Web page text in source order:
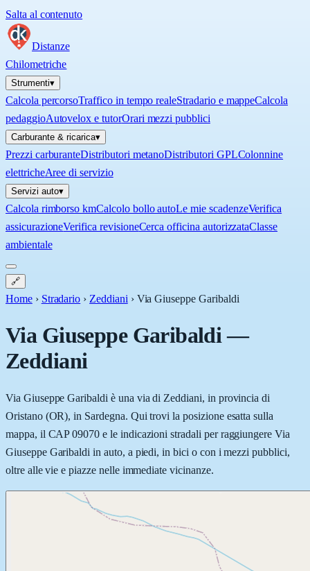
Salta al contenuto
Distanze
Chilometriche
Strumenti▾
Calcola percorsoTraffico in tempo realeStradario e mappeCalcola
pedaggioAutovelox e tutorOrari mezzi pubblici
Carburante & ricarica▾
Prezzi carburanteDistributori metanoDistributori GPLColonnine
elettricheAree di servizio
Servizi auto▾
Calcola rimborso kmCalcolo bollo autoLe mie scadenzeVerifica
assicurazioneVerifica revisioneCerca officina autorizzataClasse
ambientale
🔗
Home › Stradario › Zeddiani › Via Giuseppe Garibaldi
Via Giuseppe Garibaldi—
Zeddiani
Via Giuseppe Garibaldi è una via di Zeddiani, in provincia di
Oristano (OR), in Sardegna. Qui trovi la posizione esatta sulla
mappa, il CAP 09070 e le indicazioni stradali per raggiungere Via
Giuseppe Garibaldi in auto, a piedi, in bici o con i mezzi pubblici,
oltre alle vie e piazze nelle immediate vicinanze.